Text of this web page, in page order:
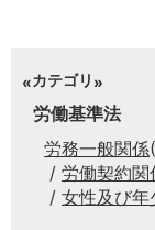
カテゴリ
労働基準法
労務一般関係
労働契約関
女性及び年